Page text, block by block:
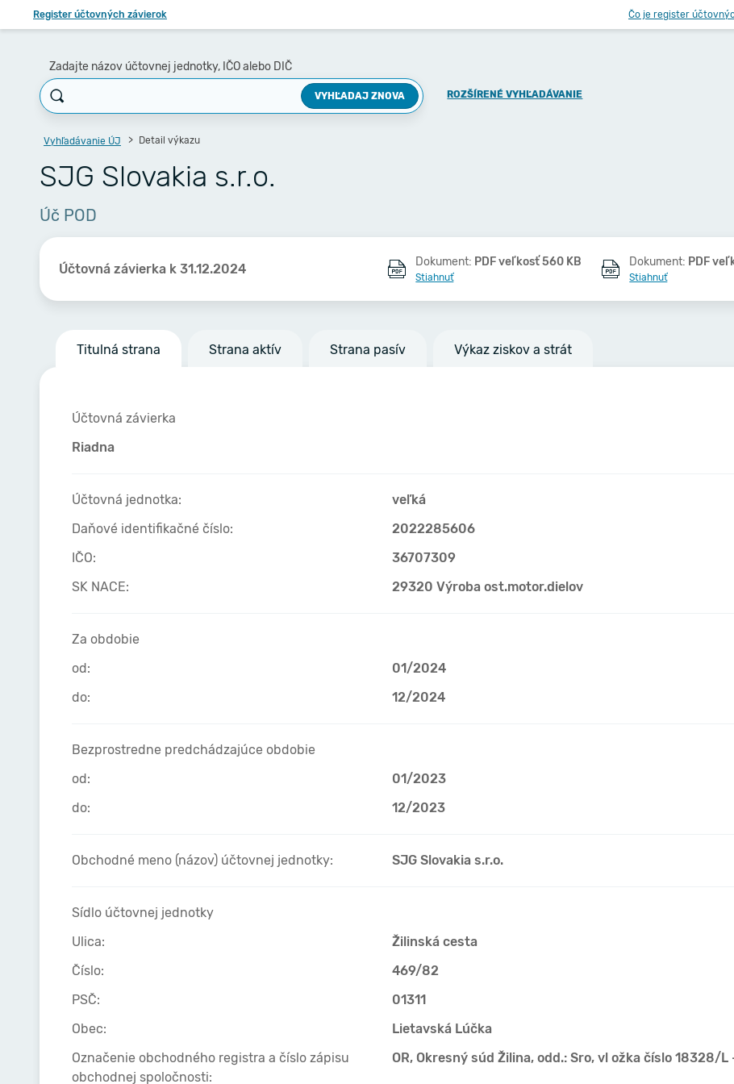
Register účtovných závierok Čo je register
Zadajte názov účtovnej jednotky, IČO alebo DIČ
VYHĽADAJ ZNOVA ROZŠÍRENÉ VYHĽADÁVANIE
Vyhľadávanie ÚJ Detail výkazu
SJG Slovakia s.r.o.
Úč POD
Účtovná závierka k 31.12.2024 Dokument: PDF veľkosť 560 KB
Stiahnuť
Dokument: PDF
Stiahnuť
Titulná strana Strana aktív Strana pasív Výkaz ziskov a strát
Účtovná závierka
Riadna
Účtovná jednotka:
veľká
Daňové identifikačné číslo:
2022285606
IČO:
36707309
SK NACE:
29320 Výroba ost.motor.dielov
Za obdobie
od:
01/2024
do:
12/2024
Bezprostredne predchádzajúce obdobie
od:
01/2023
do:
12/2023
Obchodné meno (názov) účtovnej jednotky: SJG Slovakia s.r.o.
Sídlo účtovnej jednotky
Ulica:
Žilinská cesta
Číslo:
469/82
PSČ:
01311
Obec:
Lietavská Lúčka
Označenie obchodného registra a číslo zápisu
obchodnej spoločnosti:
OR, Okresný súd Žilina, odd.: Sro, vl ožka číslo 18328/L